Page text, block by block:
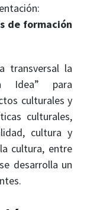
de formación
transversal la
Idea” para
culturales y
culturales,
cultura y
cultura, entre
desarrolla un